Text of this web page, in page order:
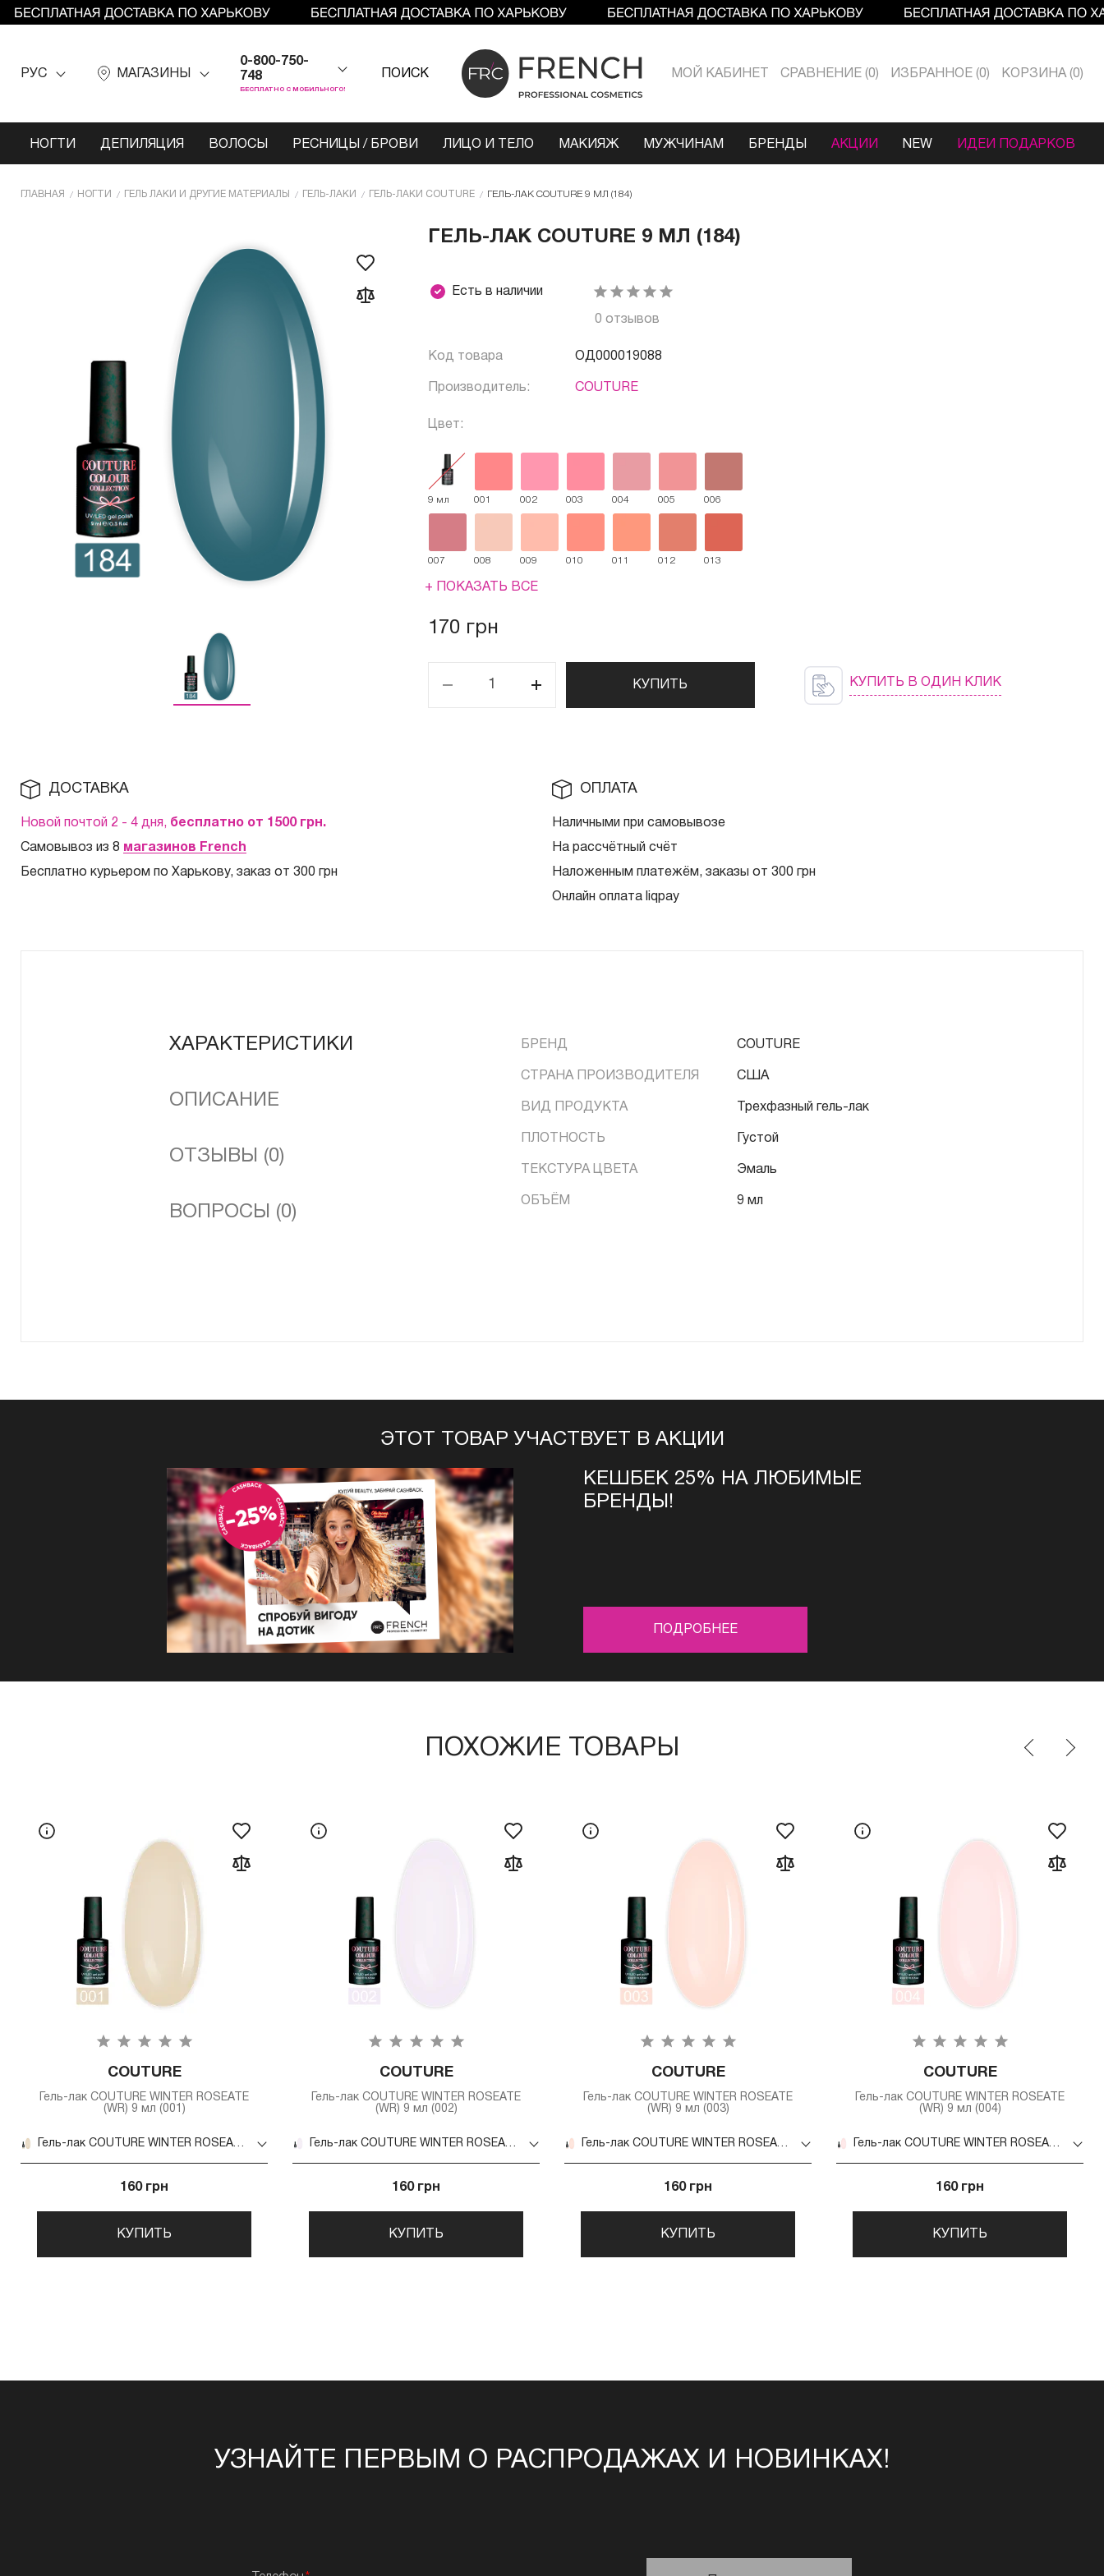
РУС МАГАЗИНЫ
0-800-750-
748
БЕСПЛАТНО С МОБИЛЬНОГО!
ПОИСК МОЙ КАБИНЕТ СРАВНЕНИЕ 0 ИЗБРАННОЕ 0 КОРЗИНА 0
НОГТИ ДЕПИЛЯЦИЯ ВОЛОСЫ РЕСНИЦЫ / БРОВИ ЛИЦО И ТЕЛО МАКИЯЖ МУЖЧИНАМ БРЕНДЫ АКЦИИ NEW ИДЕИ ПОДАРКОВ
ГЛАВНАЯ НОГТИ ГЕЛЬ ЛАКИ И ДРУГИЕ МАТЕРИАЛЫ ГЕЛЬ-ЛАКИ ГЕЛЬ-ЛАКИ COUTURE ГЕЛЬ-ЛАК COUTURE 9 МЛ (184)
ГЕЛЬ-ЛАК COUTURE 9 МЛ (184)
Есть в наличии
0 отзывов
Код товара ОД000019088
Производитель: COUTURE
Цвет:
9 мл 001 002 003 004 005 006
007 008 009 010 011 012 013
+ ПОКАЗАТЬ ВСЕ
170 грн
КУПИТЬ КУПИТЬ В ОДИН КЛИК
ДОСТАВКА
Новой почтой 2 - 4 дня, бесплатно от 1500 грн.
Самовывоз из 8 магазинов French
Бесплатно курьером по Харькову, заказ от 300 грн
ОПЛАТА
Наличными при самовывозе
На рассчётный счёт
Наложенным платежём, заказы от 300 грн
Онлайн оплата liqpay
ХАРАКТЕРИСТИКИ
ОПИСАНИЕ
ОТЗЫВЫ (0)
ВОПРОСЫ (0)
БРЕНД COUTURE
СТРАНА ПРОИЗВОДИТЕЛЯ США
ВИД ПРОДУКТА Трехфазный гель-лак
ПЛОТНОСТЬ Густой
ТЕКСТУРА ЦВЕТА Эмаль
ОБЪЁМ 9 мл
ЭТОТ ТОВАР УЧАСТВУЕТ В АКЦИИ
КЕШБЕК 25% НА ЛЮБИМЫЕ
БРЕНДЫ!
ПОДРОБНЕЕ
ПОХОЖИЕ ТОВАРЫ
COUTURE
Гель-лак COUTURE WINTER ROSEATE
(WR) 9 мл (001)
Гель-лак COUTURE WINTER ROSEATE (WR) 9 мл (001)
160 грн
КУПИТЬ
COUTURE
Гель-лак COUTURE WINTER ROSEATE
(WR) 9 мл (002)
Гель-лак COUTURE WINTER ROSEATE (WR) 9 мл (002)
160 грн
КУПИТЬ
COUTURE
Гель-лак COUTURE WINTER ROSEATE
(WR) 9 мл (003)
Гель-лак COUTURE WINTER ROSEATE (WR) 9 мл (003)
160 грн
КУПИТЬ
COUTURE
Гель-лак COUTURE WINTER ROSEATE
(WR) 9 мл (004)
Гель-лак COUTURE WINTER ROSEATE (WR) 9 мл (004)
160 грн
КУПИТЬ
УЗНАЙТЕ ПЕРВЫМ О РАСПРОДАЖАХ И НОВИНКАХ!